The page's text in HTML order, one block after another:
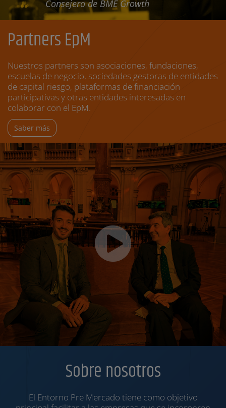
Consejero de BME Growth
Partners EpM
Nuestros partners son asociaciones, fundaciones,
escuelas de negocio, sociedades gestoras de entidades
de capital riesgo, plataformas de financiación
participativas y otras entidades interesadas en
colaborar con el EpM.
Saber más
Sobre nosotros
El Entorno Pre Mercado tiene como objetivo